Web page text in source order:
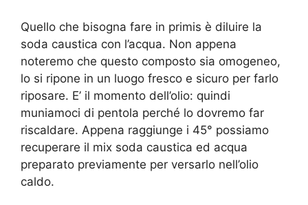
Quello che bisogna fare in primis è diluire la
soda caustica con l’acqua. Non appena
noteremo che questo composto sia omogeneo,
lo si ripone in un luogo fresco e sicuro per farlo
riposare. E’ il momento dell’olio: quindi
muniamoci di pentola perché lo dovremo far
riscaldare. Appena raggiunge i 45° possiamo
recuperare il mix soda caustica ed acqua
preparato previamente per versarlo nell’olio
caldo.